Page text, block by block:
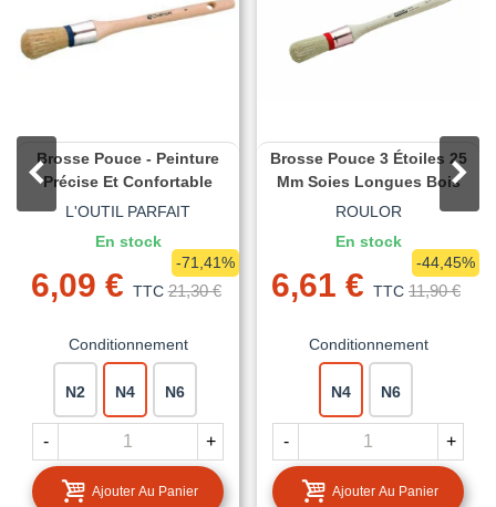
Brosse Pouce - Peinture
Précise Et Confortable
L'OUTIL PARFAIT
En stock
6,09 € TTC 21,30 €
-71,41%
Conditionnement
N2 N4 N6
- +
Ajouter Au Panier
Brosse Pouce 3 Étoiles 25
Mm Soies Longues Bois
ROULOR
En stock
6,61 € TTC 11,90 €
-44,45%
Conditionnement
N4 N6
- +
Ajouter Au Panier